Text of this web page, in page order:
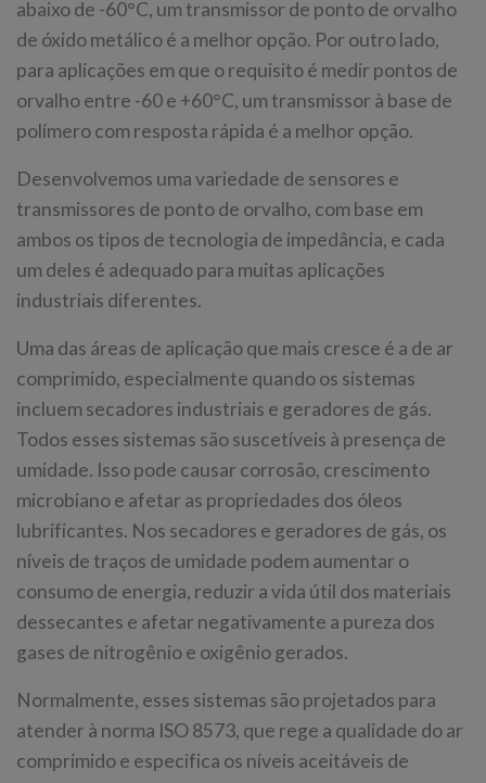
abaixo de -60°C, um transmissor de ponto de orvalho
de óxido metálico é a melhor opção. Por outro lado,
para aplicações em que o requisito é medir pontos de
orvalho entre -60 e +60°C, um transmissor à base de
polímero com resposta rápida é a melhor opção.
Desenvolvemos uma variedade de sensores e
transmissores de ponto de orvalho, com base em
ambos os tipos de tecnologia de impedância, e cada
um deles é adequado para muitas aplicações
industriais diferentes.
Uma das áreas de aplicação que mais cresce é a de ar
comprimido, especialmente quando os sistemas
incluem secadores industriais e geradores de gás.
Todos esses sistemas são suscetíveis à presença de
umidade. Isso pode causar corrosão, crescimento
microbiano e afetar as propriedades dos óleos
lubrificantes. Nos secadores e geradores de gás, os
níveis de traços de umidade podem aumentar o
consumo de energia, reduzir a vida útil dos materiais
dessecantes e afetar negativamente a pureza dos
gases de nitrogênio e oxigênio gerados.
Normalmente, esses sistemas são projetados para
atender à norma ISO 8573, que rege a qualidade do ar
comprimido e especifica os níveis aceitáveis de